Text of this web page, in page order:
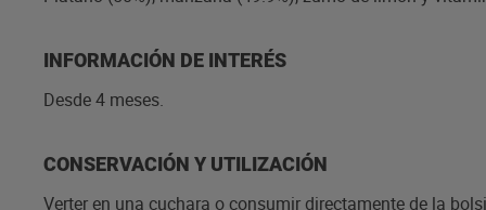
INFORMACIÓN DE INTERÉS
Desde 4 meses.
CONSERVACIÓN Y UTILIZACIÓN
Verter en una cuchara o consumir directamente de la